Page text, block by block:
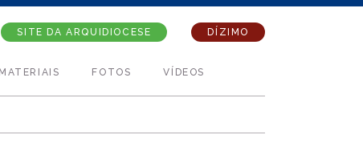
DÍZIMO
SITE DA ARQUIDIOCESE
VÍDEOS
FOTOS
MATERIAIS